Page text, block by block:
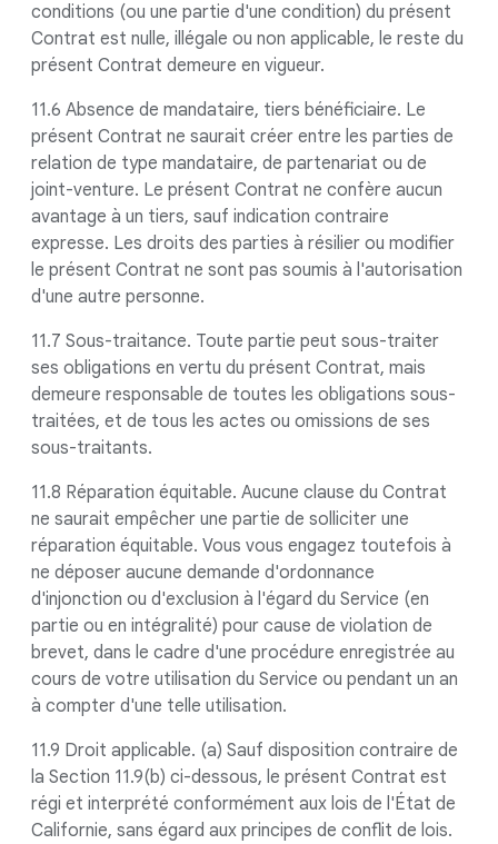
conditions (ou une partie d'une condition) du présent
Contrat est nulle, illégale ou non applicable, le reste du
présent Contrat demeure en vigueur.
11.6 Absence de mandataire, tiers bénéficiaire. Le
présent Contrat ne saurait créer entre les parties de
relation de type mandataire, de partenariat ou de
joint-venture. Le présent Contrat ne confère aucun
avantage à un tiers, sauf indication contraire
expresse. Les droits des parties à résilier ou modifier
le présent Contrat ne sont pas soumis à l'autorisation
d'une autre personne.
11.7 Sous-traitance. Toute partie peut sous-traiter
ses obligations en vertu du présent Contrat, mais
demeure responsable de toutes les obligations sous-
traitées, et de tous les actes ou omissions de ses
sous-traitants.
11.8 Réparation équitable. Aucune clause du Contrat
ne saurait empêcher une partie de solliciter une
réparation équitable. Vous vous engagez toutefois à
ne déposer aucune demande d'ordonnance
d'injonction ou d'exclusion à l'égard du Service (en
partie ou en intégralité) pour cause de violation de
brevet, dans le cadre d'une procédure enregistrée au
cours de votre utilisation du Service ou pendant un an
à compter d'une telle utilisation.
11.9 Droit applicable. (a) Sauf disposition contraire de
la Section 11.9(b) ci-dessous, le présent Contrat est
régi et interprété conformément aux lois de l'État de
Californie, sans égard aux principes de conflit de lois.